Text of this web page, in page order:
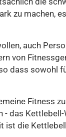
zu machen,
auch
von
dass sowohl
Fitness
das
die